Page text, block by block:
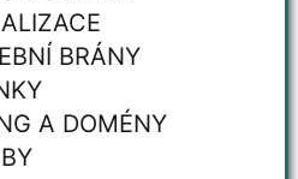
BRÁNY
A DOMÉNY